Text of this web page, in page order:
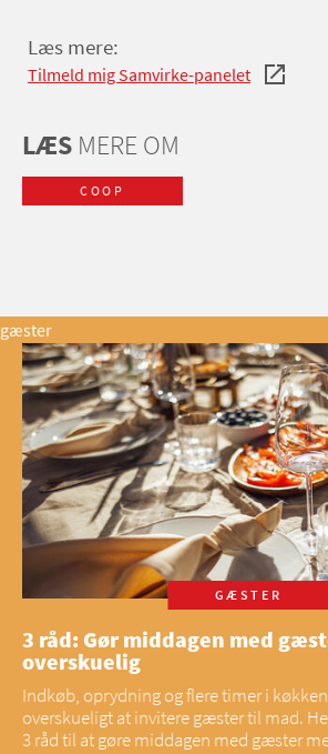
Læs mere:
Tilmeld mig Samvirke-panelet
LÆS MERE OM
COOP
gæster
GÆSTER
3 råd: Gør middagen med
overskuelig
Indkøb, oprydning og flere timer i
overskueligt at invitere gæster til mad.
3 råd til at gøre middagen med gæster